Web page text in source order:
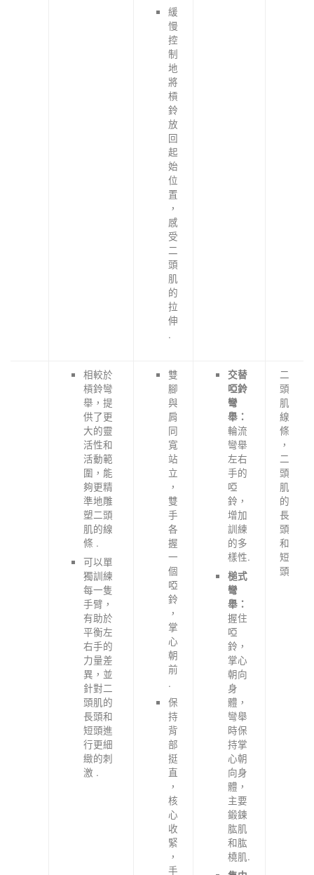
緩
慢
控
制
地
將
槓
鈴
放
回
起
始
位
置
，
感
受
二
頭
肌
的
拉
伸
.
相較於
槓鈴彎
舉，提
供了更
大的靈
活性和
活動範
圍，能
夠更精
準地雕
塑二頭
肌的線
條 .
可以單
獨訓練
每一隻
手臂，
有助於
平衡左
右手的
力量差
異，並
針對二
頭肌的
長頭和
短頭進
行更細
緻的刺
激 .
雙
腳
與
肩
同
寬
站
立
，
雙
手
各
握
一
個
啞
鈴
，
掌
心
朝
前
.
保
持
背
部
挺
直
，
核
心
收
緊
，
手
交替
啞鈴
彎
舉：
輪流
彎舉
左右
手的
啞
鈴，
增加
訓練
的多
樣性.
槌式
彎
舉：
握住
啞
鈴，
掌心
朝向
身
體，
彎舉
時保
持掌
心朝
向身
體，
主要
鍛鍊
肱肌
和肱
橈肌.
二
頭
肌
線
條
，
二
頭
肌
的
長
頭
和
短
頭